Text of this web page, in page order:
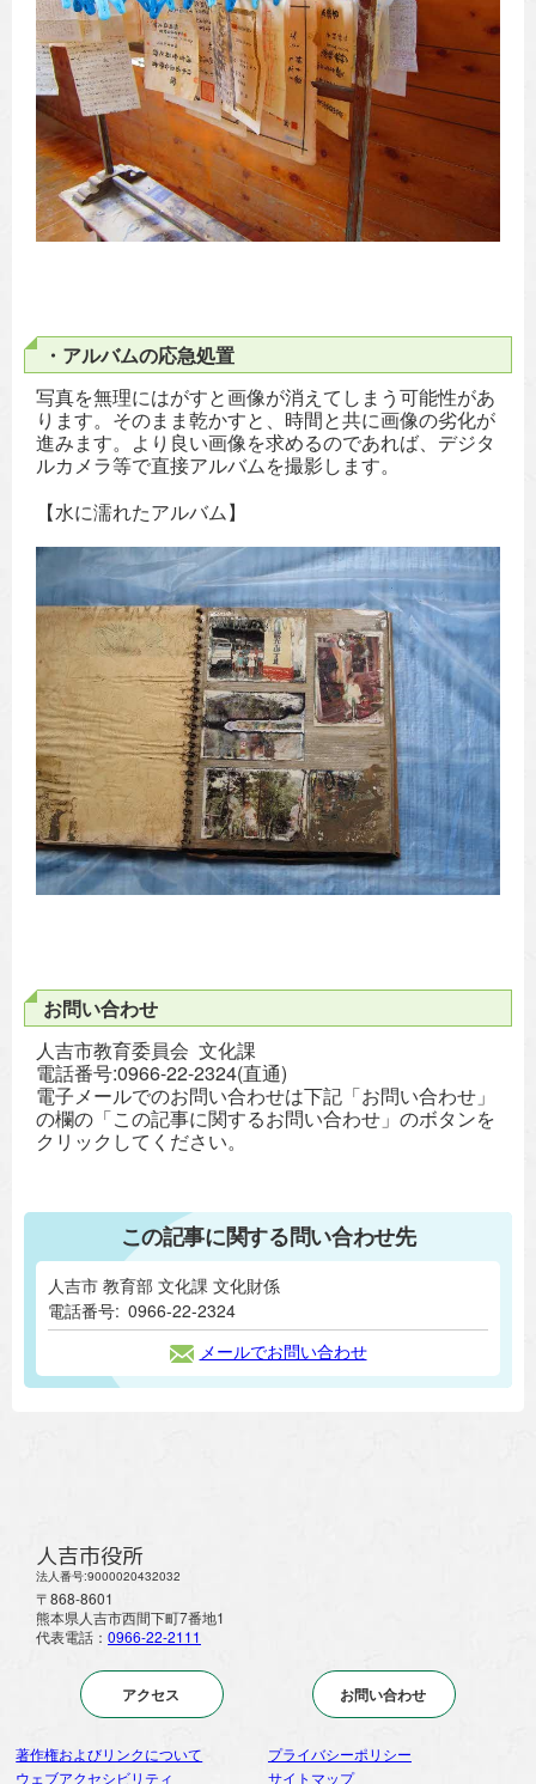
・アルバムの応急処置
写真を無理にはがすと画像が消えてしまう可能性があ
ります。そのまま乾かすと、時間と共に画像の劣化が
進みます。より良い画像を求めるのであれば、デジタ
ルカメラ等で直接アルバムを撮影します。
【水に濡れたアルバム】
お問い合わせ
人吉市教育委員会 文化課
電話番号:0966-22-2324(直通)
電子メールでのお問い合わせは下記「お問い合わせ」
の欄の「この記事に関するお問い合わせ」のボタンを
クリックしてください。
この記事に関する問い合わせ先
人吉市 教育部 文化課 文化財係
電話番号: 0966-22-2324
メールでお問い合わせ
人吉市役所
法人番号:9000020432032
〒868-8601
熊本県人吉市西間下町7番地1
代表電話： 0966-22-2111
アクセス お問い合わせ
著作権およびリンクについて
プライバシーポリシー
ウェブアクセシビリティ
サイトマップ